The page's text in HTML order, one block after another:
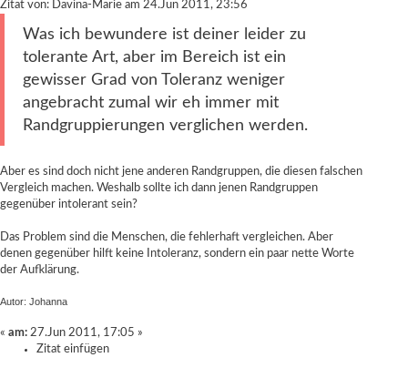
Zitat von: Davina-Marie am 24.Jun 2011, 23:56
Was ich bewundere ist deiner leider zu
tolerante Art, aber im Bereich ist ein
gewisser Grad von Toleranz weniger
angebracht zumal wir eh immer mit
Randgruppierungen verglichen werden.
Aber es sind doch nicht jene anderen Randgruppen, die diesen falschen
Vergleich machen. Weshalb sollte ich dann jenen Randgruppen
gegenüber intolerant sein?
Das Problem sind die Menschen, die fehlerhaft vergleichen. Aber
denen gegenüber hilft keine Intoleranz, sondern ein paar nette Worte
der Aufklärung.
Autor: Johanna
« am: 27.Jun 2011, 17:05 »
Zitat einfügen